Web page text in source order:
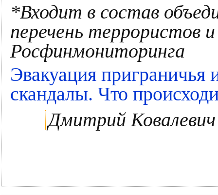
*Входит в состав
перечень террористов
Росфинмониторинга
Эвакуация
скандалы. Что
Дмитрий Ковалевич